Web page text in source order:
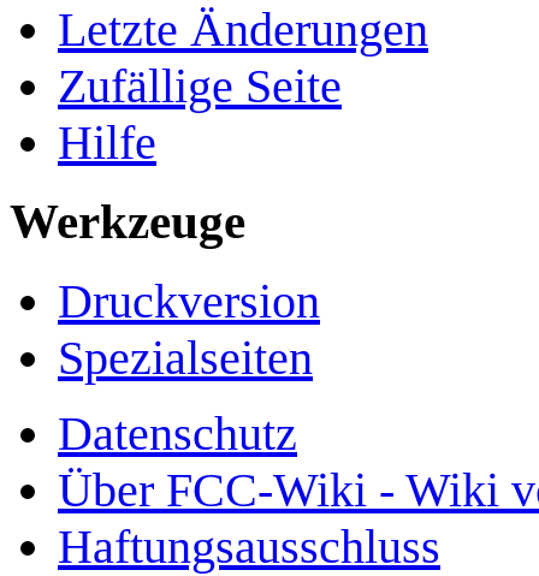
Letzte Änderungen
Zufällige Seite
Hilfe
Werkzeuge
Druckversion
Spezialseiten
Datenschutz
Über FCC-Wiki - Wiki
Haftungsausschluss